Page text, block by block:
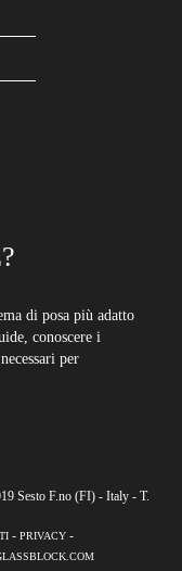
di posa più adatto
conoscere i
per
Sesto F.no (FI) - Italy - T.
- PRIVACY-